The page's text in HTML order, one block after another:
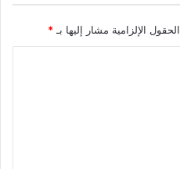
الحقول الإلزامية مشار إليها بـ *